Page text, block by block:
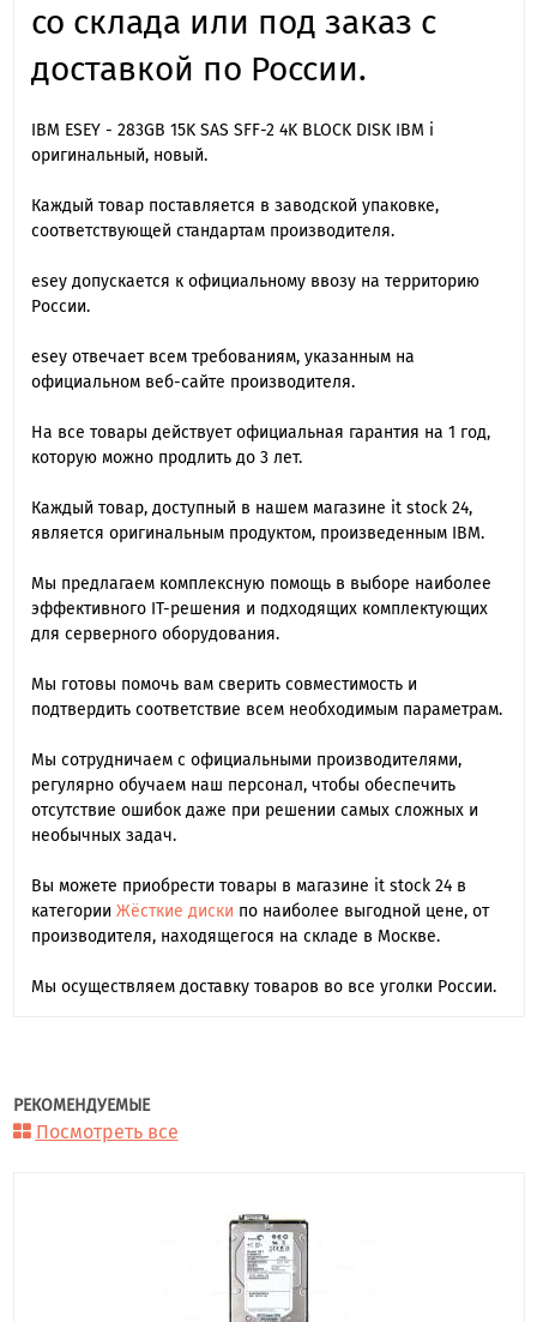
со склада или под заказ с
доставкой по России.
IBM ESEY - 283GB 15K SAS SFF-2 4K BLOCK DISK IBM i
оригинальный, новый.
Каждый товар поставляется в заводской упаковке,
соответствующей стандартам производителя.
esey допускается к официальному ввозу на территорию
России.
esey отвечает всем требованиям, указанным на
официальном веб-сайте производителя.
На все товары действует официальная гарантия на 1 год,
которую можно продлить до 3 лет.
Каждый товар, доступный в нашем магазине it stock 24,
является оригинальным продуктом, произведенным IBM.
Мы предлагаем комплексную помощь в выборе наиболее
эффективного IT-решения и подходящих комплектующих
для серверного оборудования.
Мы готовы помочь вам сверить совместимость и
подтвердить соответствие всем необходимым параметрам.
Мы сотрудничаем с официальными производителями,
регулярно обучаем наш персонал, чтобы обеспечить
отсутствие ошибок даже при решении самых сложных и
необычных задач.
Вы можете приобрести товары в магазине it stock 24 в
категории Жёсткие диски по наиболее выгодной цене, от
производителя, находящегося на складе в Москве.
Мы осуществляем доставку товаров во все уголки России.
РЕКОМЕНДУЕМЫЕ
Посмотреть все